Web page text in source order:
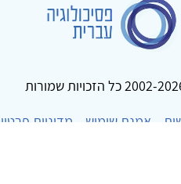
אמנת שימוש מדיניות